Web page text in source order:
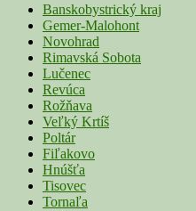
Primárne
menu
Banskobystrický kraj
Gemer-Malohont
Novohrad
Rimavská Sobota
Lučenec
Revúca
Rožňava
Veľký Krtíš
Poltár
Fiľakovo
Hnúšťa
Tisovec
Tornaľa